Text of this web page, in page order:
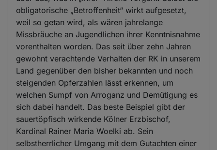
obligatorische „Betroffenheit“ wirkt aufgesetzt,
weil so getan wird, als wären jahrelange
Missbräuche an Jugendlichen ihrer Kenntnisnahme
vorenthalten worden. Das seit über zehn Jahren
gewohnt verachtende Verhalten der RK in unserem
Land gegenüber den bisher bekannten und noch
steigenden Opferzahlen lässt erkennen, um
welchen Sumpf von Arroganz und Demütigung es
sich dabei handelt. Das beste Beispiel gibt der
sauertöpfisch wirkende Kölner Erzbischof,
Kardinal Rainer Maria Woelki ab. Sein
selbstherrlicher Umgang mit dem Gutachten einer